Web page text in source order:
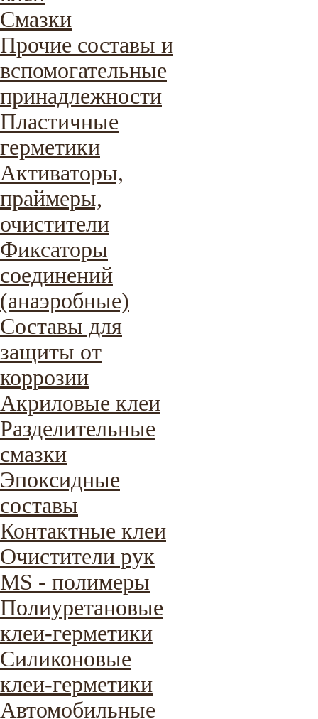
Смазки
Прочие составы и
вспомогательные
принадлежности
Пластичные
герметики
Активаторы,
праймеры,
очистители
Фиксаторы
соединений
(анаэробные)
Составы для
защиты от
коррозии
Акриловые клеи
Разделительные
смазки
Эпоксидные
составы
Контактные клеи
Очистители рук
MS - полимеры
Полиуретановые
клеи-герметики
Силиконовые
клеи-герметики
Автомобильные